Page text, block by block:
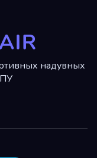
надувных